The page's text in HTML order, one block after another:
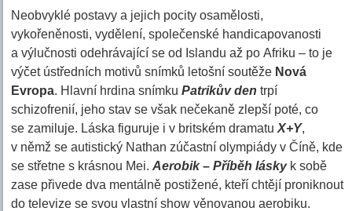
Neobvyklé postavy a jejich pocity osamělosti,
vykořeněnosti, vydělení, společenské handicapovanosti
a výlučnosti odehrávající se od Islandu až po Afriku – to je
výčet ústředních motivů snímků letošní soutěže Nová
Evropa. Hlavní hrdina snímkuPatrikův den trpí
schizofrenií, jeho stav se však nečekaně zlepší poté, co
se zamiluje. Láska figuruje i v britském dramatuX+Y,
v němž se autistický Nathan zúčastní olympiády v Číně, kde
se střetne s krásnou Mei.Aerobik – Příběh láskyk sobě
zase přivede dva mentálně postižené, kteří chtějí proniknout
do televize se svou vlastní show věnovanou aerobiku.